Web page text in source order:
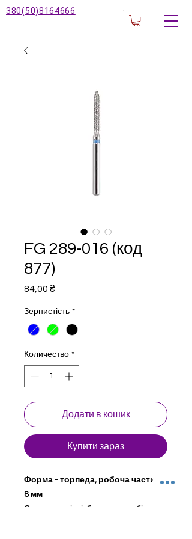
380(50)8164666
FG ‎289-016 (код
877)
84,00 ₴Цена
Зернистість *
Количество *
Додати в кошик
Купити зараз
Форма - торпеда, робоча частина
8 мм
Стоматологічні бори для турбінного